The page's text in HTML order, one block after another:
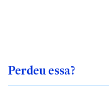
Perdeu essa?